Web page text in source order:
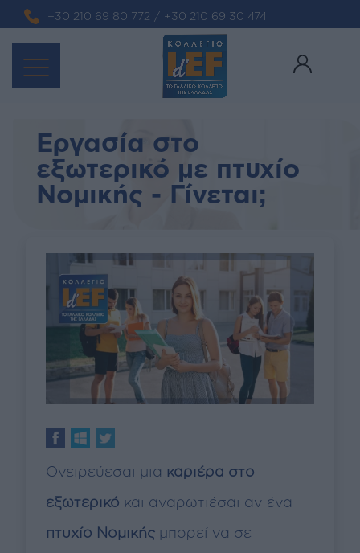
+30 210 69 80 772 / +30 210 69 30 474
Εργασία στο
εξωτερικό με πτυχίο
Νομικής - Γίνεται;
Ονειρεύεσαι μια καριέρα στο
εξωτερικό και αναρωτιέσαι αν ένα
πτυχίο Νομικής μπορεί να σε